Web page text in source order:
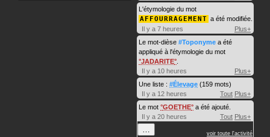
L'étymologie du mot
AFFOURRAGEMENT a été modifiée.
Il y a 7 heures
Plus+
Le mot-dièse #Toponyme a été
appliqué à l'étymologie du mot
JADARITE
Il y a 10 heures
Plus+
Une liste : #Élevage (159 mots)
Il y a 12 heures
Tout Plus+
Le mot GOETHE a été ajouté.
Il y a 20 heures
Tout Plus+
… voir toute l'activité